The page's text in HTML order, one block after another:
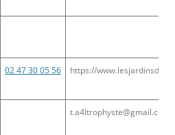
02 47 30 05 56 https://
t.a4ltrophyste@gmail.com